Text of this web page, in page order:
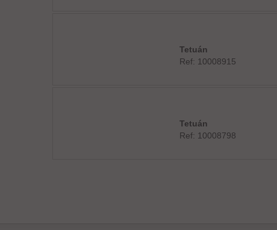
Tetuán
Ref: 10008915
Tetuán
Ref: 10008798